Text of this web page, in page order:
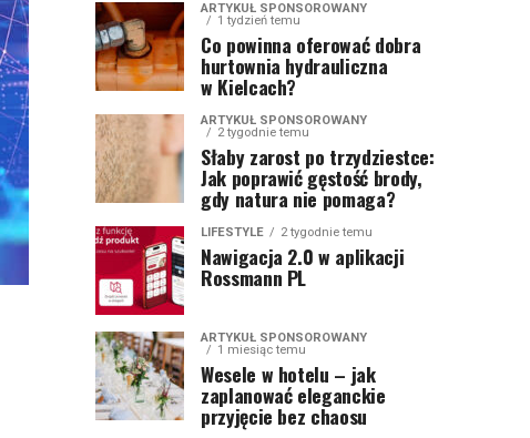
ARTYKUŁ SPONSOROWANY
1 tydzień temu
Co powinna oferować dobra
hurtownia hydrauliczna
w Kielcach?
ARTYKUŁ SPONSOROWANY
2 tygodnie temu
Słaby zarost po trzydziestce:
Jak poprawić gęstość brody,
gdy natura nie pomaga?
LIFESTYLE 2 tygodnie temu
Nawigacja 2.0 w aplikacji
Rossmann PL
ARTYKUŁ SPONSOROWANY
1 miesiąc temu
Wesele w hotelu – jak
zaplanować eleganckie
przyjęcie bez chaosu